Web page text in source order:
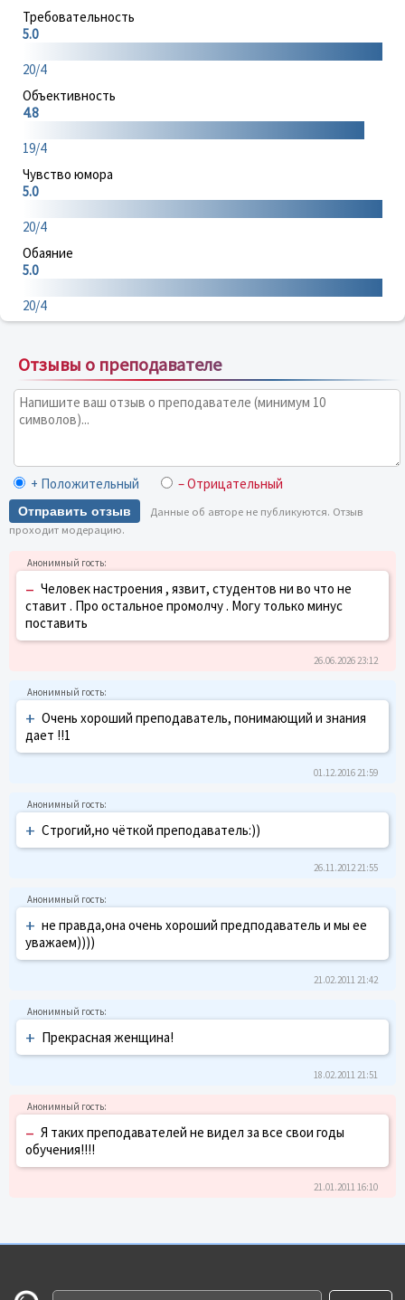
Требовательность
5.0
20/4
Объективность
4.8
19/4
Чувство юмора
5.0
20/4
Обаяние
5.0
20/4
Отзывы о преподавателе
+ Положительный – Отрицательный
Отправить отзыв
Данные об авторе не публикуются. Отзыв
проходит модерацию.
– Человек настроения , язвит, студентов ни во что не
ставит . Про остальное промолчу . Могу только минус
поставить
26.06.2026 23:12
+ Очень хороший преподаватель, понимающий и знания
дает !!1
01.12.2016 21:59
+ Строгий,но чёткой преподаватель:))
26.11.2012 21:55
+ не правда,она очень хороший предподаватель и мы ее
уважаем))))
21.02.2011 21:42
+ Прекрасная женщина!
18.02.2011 21:51
– Я таких преподавателей не видел за все свои годы
обучения!!!!
21.01.2011 16:10